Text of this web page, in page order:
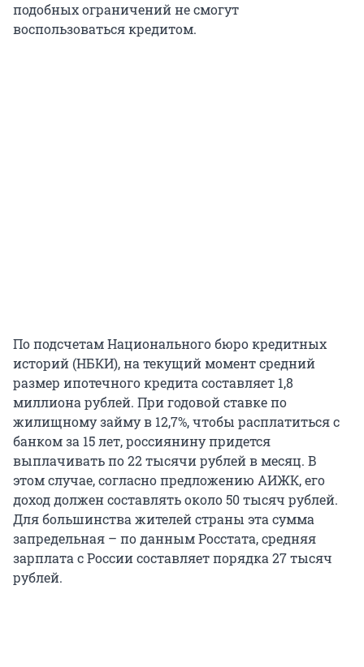
подобных ограничений не смогут
воспользоваться кредитом.
По подсчетам Национального бюро кредитных
историй (НБКИ), на текущий момент средний
размер ипотечного кредита составляет 1,8
миллиона рублей. При годовой ставке по
жилищному займу в 12,7%, чтобы расплатиться с
банком за 15 лет, россиянину придется
выплачивать по 22 тысячи рублей в месяц. В
этом случае, согласно предложению АИЖК, его
доход должен составлять около 50 тысяч рублей.
Для большинства жителей страны эта сумма
запредельная – по данным Росстата, средняя
зарплата с России составляет порядка 27 тысяч
рублей.